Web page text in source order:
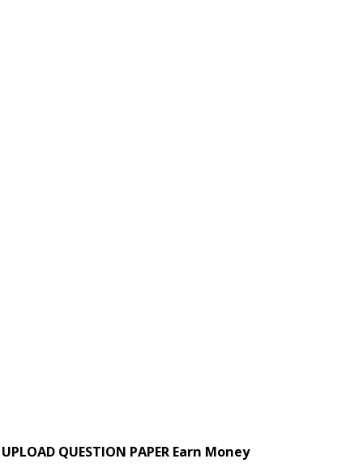
UPLOAD QUESTION PAPER Earn Money